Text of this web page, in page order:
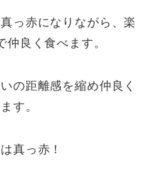
っ赤になりながら、楽
仲良く食べます。
の距離感を縮め仲良く
す。
真っ赤！